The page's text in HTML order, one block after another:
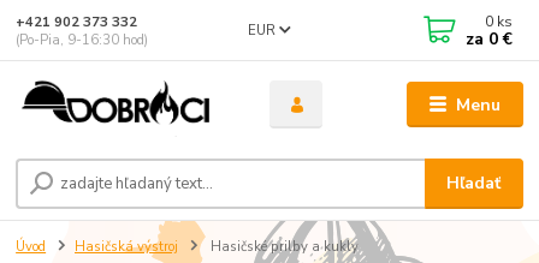
Menu
EUR
Hľadať
+421 902 373 332
(Po-Pia, 9-16:30 hod)
0 ks
za 0 €
Úvod Hasičská výstroj Hasičské prilby a kukly